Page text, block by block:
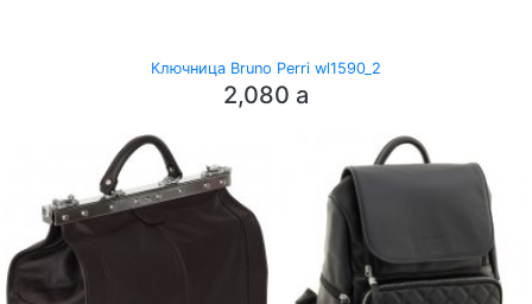
Ключница Bruno Perri wl1590_2
2,080 a